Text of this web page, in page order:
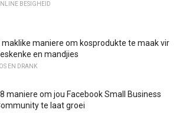
BESIGHEID
maklike maniere om kosprodukte te maak vir
en mandjies
EN DRANK
maniere om jou Facebook Small Business
te laat groei